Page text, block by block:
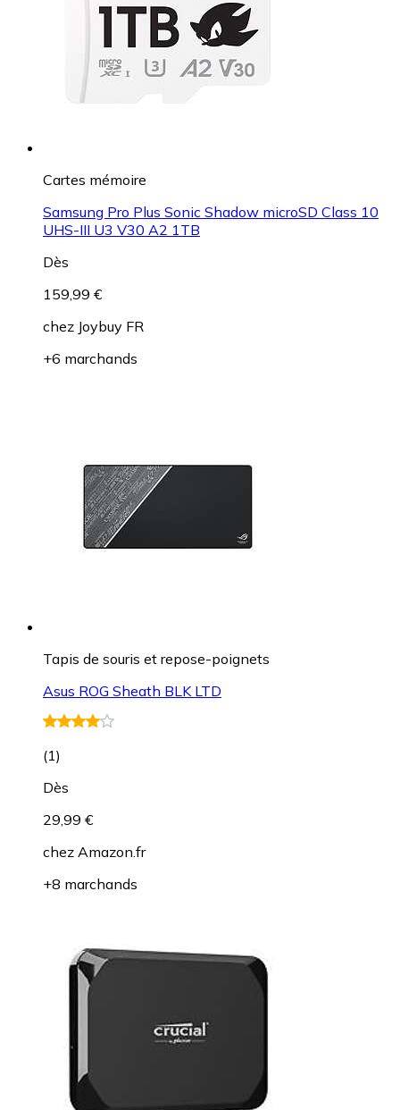
Cartes mémoire
Samsung Pro Plus Sonic Shadow microSD Class 10
UHS-III U3 V30 A2 1TB
Dès
159,99 €
chez Joybuy FR
+6 marchands
Tapis de souris et repose-poignets
Asus ROG Sheath BLK LTD
(1)
Dès
29,99 €
chez Amazon.fr
+8 marchands